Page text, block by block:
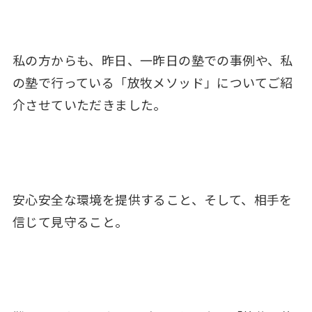
私の方からも、昨日、一昨日の塾での事例や、私
の塾で行っている「放牧メソッド」についてご紹
介させていただきました。
安心安全な環境を提供すること、そして、相手を
信じて見守ること。